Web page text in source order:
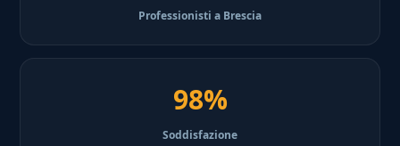
Professionisti a Brescia
98%
Soddisfazione